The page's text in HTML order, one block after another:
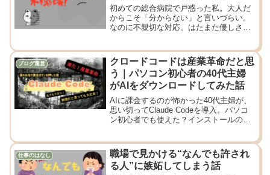
初めての総合病院で戸惑った私。大人だ
からこそ「分からない」と言いづらい。
なのに不親切な対応、はたまた優しさに
ブログ運営
クロードコードは産業革命だと思
う｜パソコン初心者の40代主婦
がAIをダウンロードしてみた話
AIに課金するのが怖かった40代主婦が、
思い切ってClaude Codeを導入。パソコ
ン初心者でも使えた？インストールの苦
ないと感じた話。
仕事のはなし
職場で見かける“なんでも許され
る人”に嫉妬してしまう話